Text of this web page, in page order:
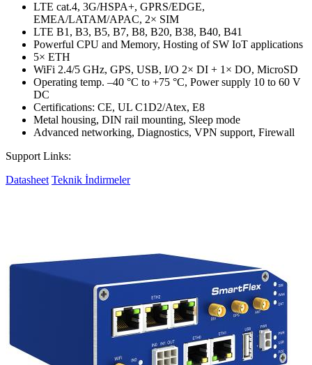
LTE cat.4, 3G/HSPA+, GPRS/EDGE,
EMEA/LATAM/APAC, 2× SIM
LTE B1, B3, B5, B7, B8, B20, B38, B40, B41
Powerful CPU and Memory, Hosting of SW IoT applications
5× ETH
WiFi 2.4/5 GHz, GPS, USB, I/O 2× DI + 1× DO, MicroSD
Operating temp. –40 °C to +75 °C, Power supply 10 to 60 V
DC
Certifications: CE, UL C1D2/Atex, E8
Metal housing, DIN rail mounting, Sleep mode
Advanced networking, Diagnostics, VPN support, Firewall
Support Links:
Datasheet Teknik İndirmeler